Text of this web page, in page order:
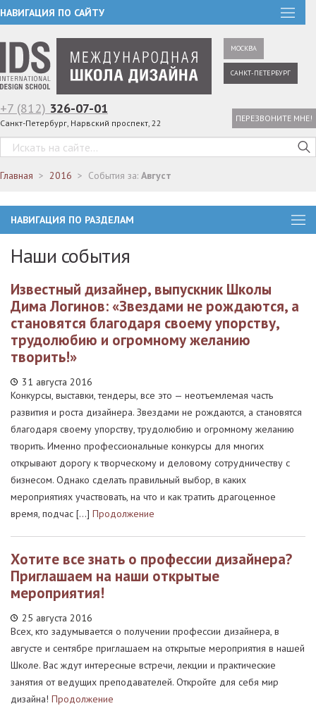
НАВИГАЦИЯ ПО САЙТУ
МОСКВА
САНКТ-ПЕТЕРБУРГ
+7 (812) 326-07-01
Санкт-Петербург, Нарвский проспект, 22 ПЕРЕЗВОНИТЕ МНЕ!
Главная 2016 События за: Август
НАВИГАЦИЯ ПО РАЗДЕЛАМ
Наши события
Известный дизайнер, выпускник Школы
Дима Логинов: «Звездами не рождаются, а
становятся благодаря своему упорству,
трудолюбию и огромному желанию
творить!»
31 августа 2016
Конкурсы, выставки, тендеры, все это — неотъемлемая часть
развития и роста дизайнера. Звездами не рождаются, а становятся
благодаря своему упорству, трудолюбию и огромному желанию
творить. Именно профессиональные конкурсы для многих
открывают дорогу к творческому и деловому сотрудничеству с
бизнесом. Однако сделать правильный выбор, в каких
мероприятиях участвовать, на что и как тратить драгоценное
время, подчас […] Продолжение
Хотите все знать о профессии дизайнера?
Приглашаем на наши открытые
мероприятия!
25 августа 2016
Всех, кто задумывается о получении профессии дизайнера, в
августе и сентябре приглашаем на открытые мероприятия в нашей
Школе. Вас ждут интересные встречи, лекции и практические
занятия от ведущих преподавателей. Откройте для себя мир
дизайна! Продолжение